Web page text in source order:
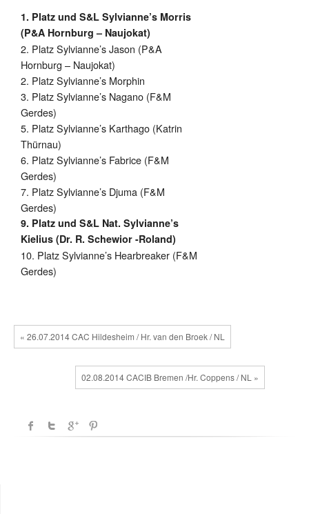
1. Platz und S&L Sylvianne’s Morris
(P&A Hornburg – Naujokat)
2. Platz Sylvianne’s Jason (P&A
Hornburg – Naujokat)
2. Platz Sylvianne’s Morphin
3. Platz Sylvianne’s Nagano (F&M
Gerdes)
5. Platz Sylvianne’s Karthago (Katrin
Thürnau)
6. Platz Sylvianne’s Fabrice (F&M
Gerdes)
7. Platz Sylvianne’s Djuma (F&M
Gerdes)
9. Platz und S&L Nat. Sylvianne’s
Kielius (Dr. R. Schewior -Roland)
10. Platz Sylvianne’s Hearbreaker (F&M
Gerdes)
« 26.07.2014 CAC Hildesheim / Hr. van den Broek / NL
02.08.2014 CACIB Bremen /Hr. Coppens / NL »